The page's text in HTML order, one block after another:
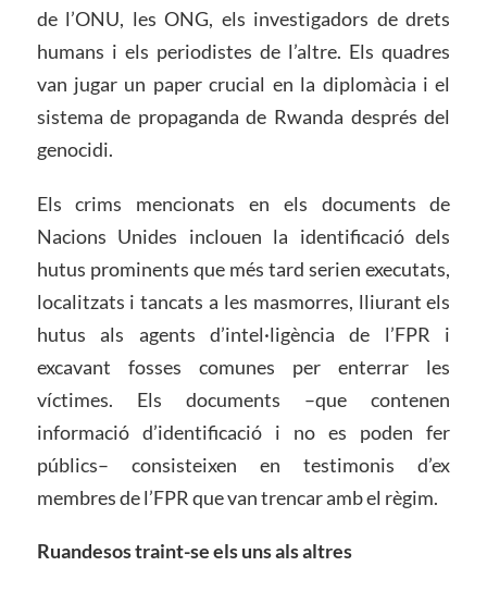
de l’ONU, les ONG, els investigadors de drets
humans i els periodistes de l’altre. Els quadres
van jugar un paper crucial en la diplomàcia i el
sistema de propaganda de Rwanda després del
genocidi.
Els crims mencionats en els documents de
Nacions Unides inclouen la identificació dels
hutus prominents que més tard serien executats,
localitzats i tancats a les masmorres, lliurant els
hutus als agents d’intel·ligència de l’FPR i
excavant fosses comunes per enterrar les
víctimes. Els documents –que contenen
informació d’identificació i no es poden fer
públics– consisteixen en testimonis d’ex
membres de l’FPR que van trencar amb el règim.
Ruandesos traint-se els uns als altres